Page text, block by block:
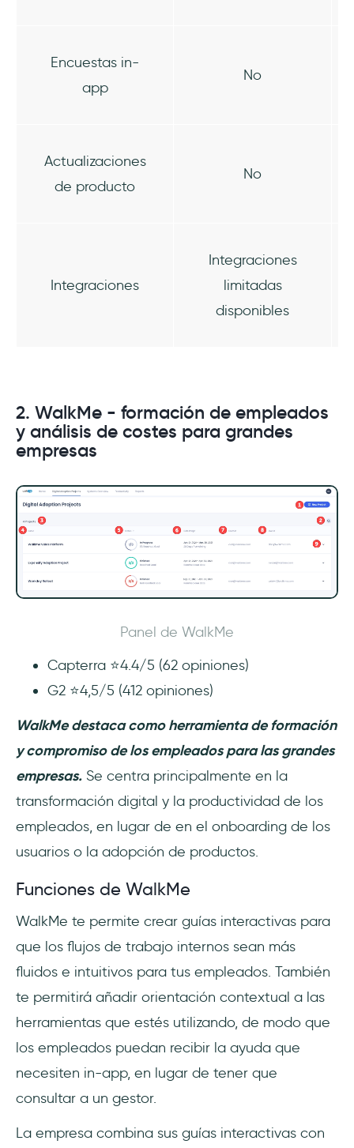
Encuestas in-
app
No
Actualizaciones
de producto
No
Integraciones
Integraciones
limitadas
disponibles
2. WalkMe - formación de empleados
y análisis de costes para grandes
empresas
Panel de WalkMe
Capterra ⭐4.4/5 (62 opiniones)
G2 ⭐4,5/5 (412 opiniones)
WalkMe destaca como herramienta de formación
y compromiso de los empleados para las grandes
empresas. Se centra principalmente en la
transformación digital y la productividad de los
empleados, en lugar de en el onboarding de los
usuarios o la adopción de productos.
Funciones de WalkMe
WalkMe te permite crear guías interactivas para
que los flujos de trabajo internos sean más
fluidos e intuitivos para tus empleados. También
te permitirá añadir orientación contextual a las
herramientas que estés utilizando, de modo que
los empleados puedan recibir la ayuda que
necesiten in-app, en lugar de tener que
consultar a un gestor.
La empresa combina sus guías interactivas con